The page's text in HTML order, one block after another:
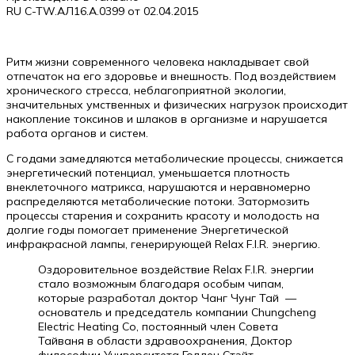
RU C-TW.АЛ16.А.0399 от 02.04.2015
Ритм жизни современного человека накладывает свой
отпечаток на его здоровье и внешность. Под воздействием
хронического стресса, неблагоприятной экологии,
значительных умственных и физических нагрузок происходит
накопление токсинов и шлаков в организме и нарушается
работа органов и систем.
С годами замедляются метаболические процессы, снижается
энергетический потенциал, уменьшается плотность
внеклеточного матрикса, нарушаются и неравномерно
распределяются метаболические потоки. Затормозить
процессы старения и сохранить красоту и молодость на
долгие годы помогает применение Энергетической
инфракрасной лампы, генерирующей Relax F.I.R. энергию.
Оздоровительное воздействие Relax F.I.R. энергии
стало возможным благодаря особым чипам,
которые разработал доктор Чанг Чунг Тай —
основатель и председатель компании Chungcheng
Electric Heating Co, постоянный член Совета
Тайваня в области здравоохранения, Доктор